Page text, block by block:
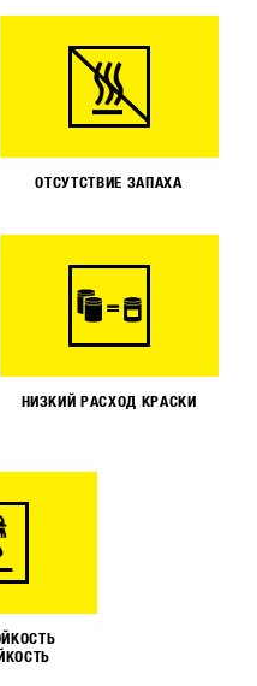
ОТСУТСТВИЕ ЗАПАХА
НИЗКИЙ РАСХОД КРАСКИ